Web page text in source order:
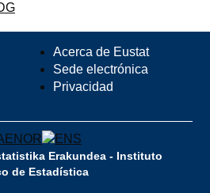
Acerca de Eustat
Sede electrónica
Privacidad
Erakundea - Instituto
de Estadística